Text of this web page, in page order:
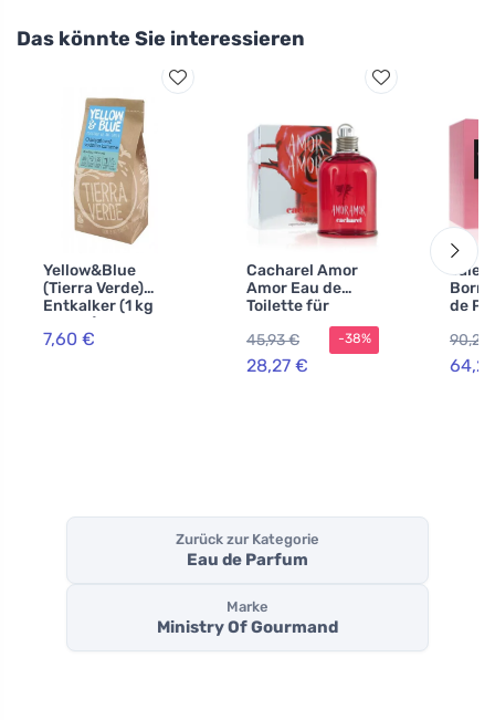
Das könnte Sie interessieren
Yellow&Blue
(Tierra Verde)
Entkalker (1 kg
Beutel) -
konzentriert und
7,60 €
Cacharel Amor
Amor Eau de
Toilette für
Damen 50 ml
45,93 €
28,27 €
-38%
Born
de
90,22
Zurück zur Kategorie
Eau de Parfum
Marke
Ministry Of Gourmand